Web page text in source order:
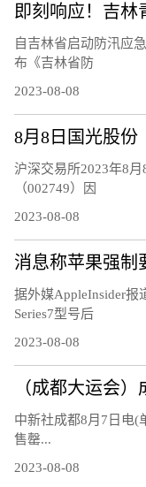
即刻响应！吉林
自吉林省启动防汛应
布《吉林省防
2023-08-08
沪深交易所2023年8
（002749）因
2023-08-08
据外媒AppleInsider报
Series7型号后
2023-08-08
中新社成都8月7日电(
售罄...
2023-08-08